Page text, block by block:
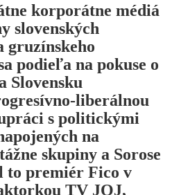
korporátne médiá
slovenských
gruzínskeho
podieľa na pokuse o
Slovensku
liberálnou
s politickými
na
skupiny a Sorose
to premiér Fico v
TV JOJ,